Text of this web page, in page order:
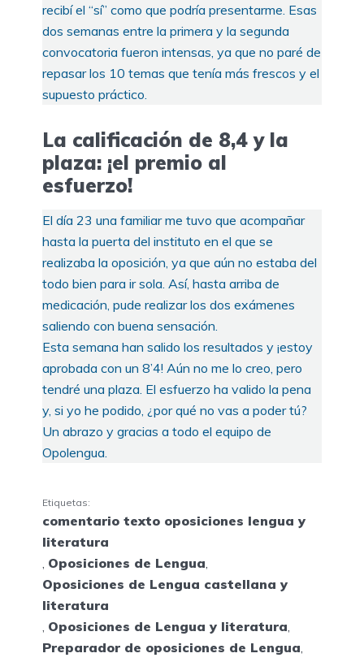
recibí el “sí” como que podría presentarme. Esas
dos semanas entre la primera y la segunda
convocatoria fueron intensas, ya que no paré de
repasar los 10 temas que tenía más frescos y el
supuesto práctico.
La calificación de 8,4 y la
plaza: ¡el premio al
esfuerzo!
El día 23 una familiar me tuvo que acompañar
hasta la puerta del instituto en el que se
realizaba la oposición, ya que aún no estaba del
todo bien para ir sola. Así, hasta arriba de
medicación, pude realizar los dos exámenes
saliendo con buena sensación.
Esta semana han salido los resultados y ¡estoy
aprobada con un 8’4! Aún no me lo creo, pero
tendré una plaza. El esfuerzo ha valido la pena
y, si yo he podido, ¿por qué no vas a poder tú?
Un abrazo y gracias a todo el equipo de
Opolengua.
Etiquetas:
comentario texto oposiciones lengua y
literatura
Oposiciones de Lengua
Oposiciones de Lengua castellana y
literatura
Oposiciones de Lengua y literatura
Preparador de oposiciones de Lengua